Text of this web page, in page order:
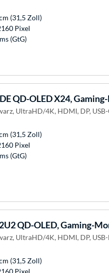
(31,5 Zoll)
Pixel
(GtG)
QD-OLED X24,
UltraHD/4K, HDMI, DP,
(31,5 Zoll)
Pixel
(GtG)
QD-OLED, Gaming-
UltraHD/4K, HDMI, DP,
(31,5 Zoll)
Pixel